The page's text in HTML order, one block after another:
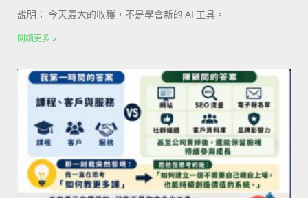
說明： 今天最大的收穫，不是學會新的 AI 工具。
閱讀更多 »